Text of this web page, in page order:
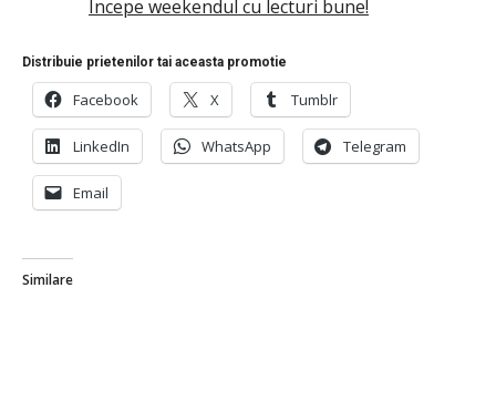
Incepe weekendul cu lecturi bune!
Distribuie prietenilor tai aceasta promotie
Facebook X Tumblr
LinkedIn WhatsApp Telegram
Email
Similare